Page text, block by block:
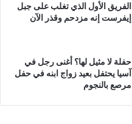
الفريق الأول الذي تغلب على جبل
إيفرست إنه مزدحم وقذر الآن
حفلة لا مثيل لها؟ أغنى رجل في
آسيا يحتفل بعيد زواج ابنه في حفل
مرصع بالنجوم